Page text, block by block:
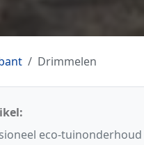
Drimmelen
eco-